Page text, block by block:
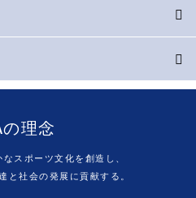
理念
スポーツ文化を創造し、
と社会の発展に貢献する。